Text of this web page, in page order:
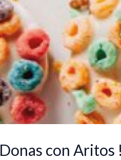
Donas con Aritos